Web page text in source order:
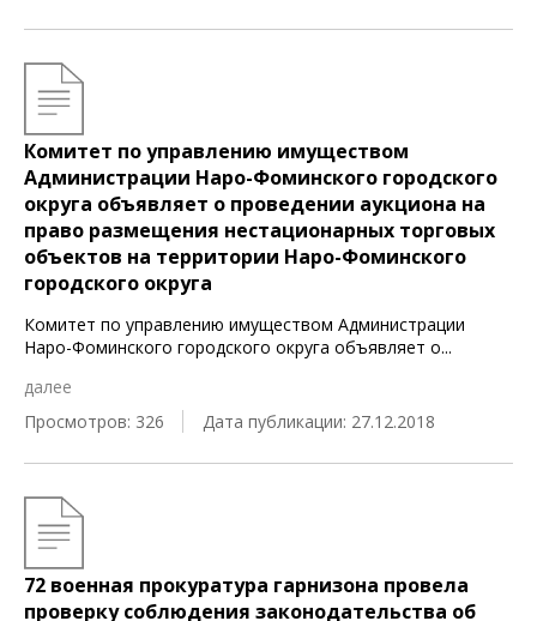
Комитет по управлению имуществом
Администрации Наро-Фоминского городского
округа объявляет о проведении аукциона на
право размещения нестационарных торговых
объектов на территории Наро-Фоминского
городского округа
Комитет по управлению имуществом Администрации
Наро-Фоминского городского округа объявляет о...
далее
Просмотров: 326
Дата публикации: 27.12.2018
72 военная прокуратура гарнизона провела
проверку соблюдения законодательства об